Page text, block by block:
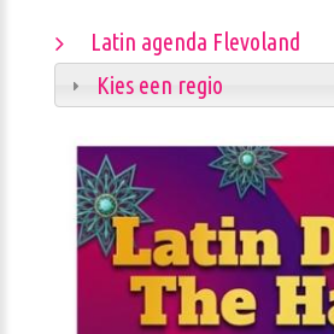
Latin agenda Flevoland
Kies een regio